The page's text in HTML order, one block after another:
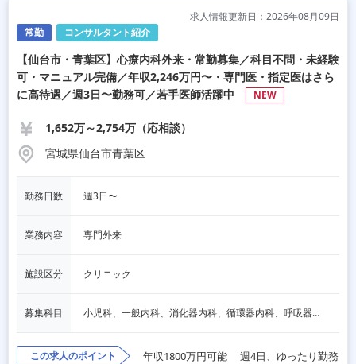
常勤 コンサルタント紹介
求人情報更新日：2026年08月09日
【仙台市・青葉区】心療内科外来・常勤募集／科目不問・未経験
可・マニュアル完備／年収2,246万円〜・専門医・指定医はさら
に高待遇／週3日〜勤務可／若手医師活躍中
NEW
1,652万～2,754万（応相談）
宮城県仙台市青葉区
勤務日数 週3日〜
業務内容 専門外来
施設区分 クリニック
募集科目 小児科、一般内科、消化器内科、循環器内科、呼吸器内科、血液内科、心療内科、脳神経内科、内分泌内科、老人内科、一般外科、消化器外科、心臓外科、呼吸器外科、脳神経外科、整形外科、形成外科、リハビリテーション科、産婦人科、婦人科、精神科、眼科、耳鼻咽喉科、皮膚科、泌尿器科、放射線科、人工透析、麻酔科、美容外科、人間ドック・検診、その他
この求人のポイント 年収1800万円可能 週4日、ゆったり勤務